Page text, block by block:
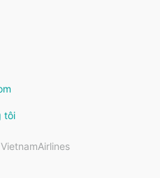
tôi
VietnamAirlines